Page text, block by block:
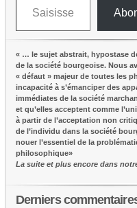
« … le sujet abstrait, hypostase
de la société bourgeoise. Nous
« défaut » majeur de toutes les
incapacité à s’émanciper des
immédiates de la société
et qu’elles acceptent comme
à partir de l’acceptation non
de l’individu dans la société
nouer l’essentiel de la
philosophique»
La suite et plus encore dans
Derniers